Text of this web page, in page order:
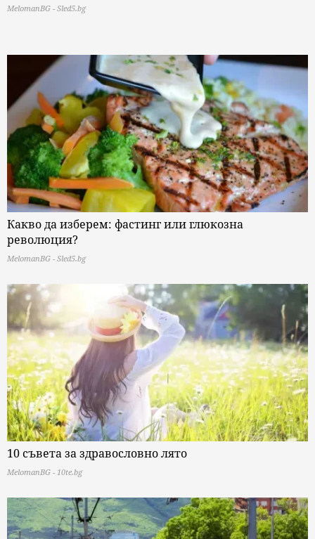
MelomanBG - Sled5.bg
Какво да изберем: фастинг или глюкозна
революция?
MelomanBG - Sled5.bg
10 съвета за здравословно лято
MelomanBG - 10te.bg